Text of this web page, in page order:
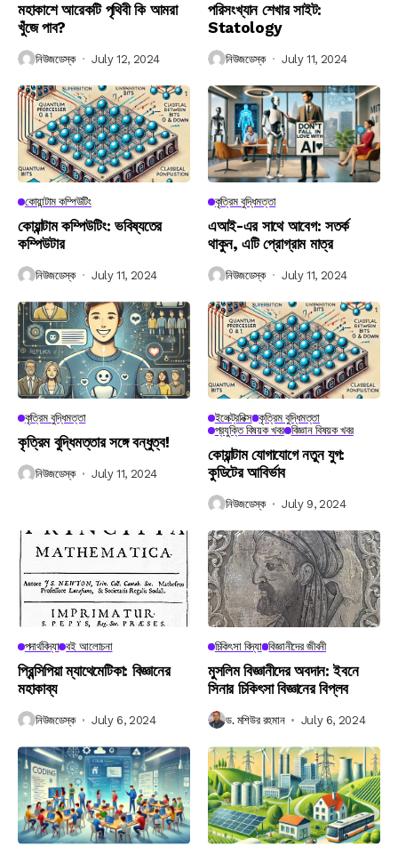
মহাকাশে আরেকটি পৃথিবী কি আমরা
খুঁজে পাব?
নিউজডেস্ক July 12, 2024
পরিসংখ্যান শেখার সাইট:
Statology
নিউজডেস্ক July 11, 2024
কোয়ান্টাম কম্পিউটিং
কোয়ান্টাম কম্পিউটিং: ভবিষ্যতের
কম্পিউটার
নিউজডেস্ক July 11, 2024
কৃত্রিম বুদ্ধিমত্তা
এআই-এর সাথে আবেগ: সতর্ক
থাকুন, এটি প্রোগ্রাম মাত্র
নিউজডেস্ক July 11, 2024
কৃত্রিম বুদ্ধিমত্তা
কৃত্রিম বুদ্ধিমত্তার সঙ্গে বন্ধুত্ব!
নিউজডেস্ক July 11, 2024
ইলেক্ট্রনিক্স কৃত্রিম বুদ্ধিমত্তা
প্রযুক্তি বিষয়ক খবর বিজ্ঞান বিষয়ক খবর
কোয়ান্টাম যোগাযোগে নতুন যুগ:
কুডিটের আবির্ভাব
নিউজডেস্ক July 9, 2024
পদার্থবিদ্যা বই আলোচনা
প্রিন্সিপিয়া ম্যাথেমেটিকা: বিজ্ঞানের
মহাকাব্য
নিউজডেস্ক July 6, 2024
চিকিৎসা বিদ্যা বিজ্ঞানীদের জীবনী
মুসলিম বিজ্ঞানীদের অবদান: ইবনে
সিনার চিকিৎসা বিজ্ঞানের বিপ্লব
ড. মশিউর রহমান July 6, 2024